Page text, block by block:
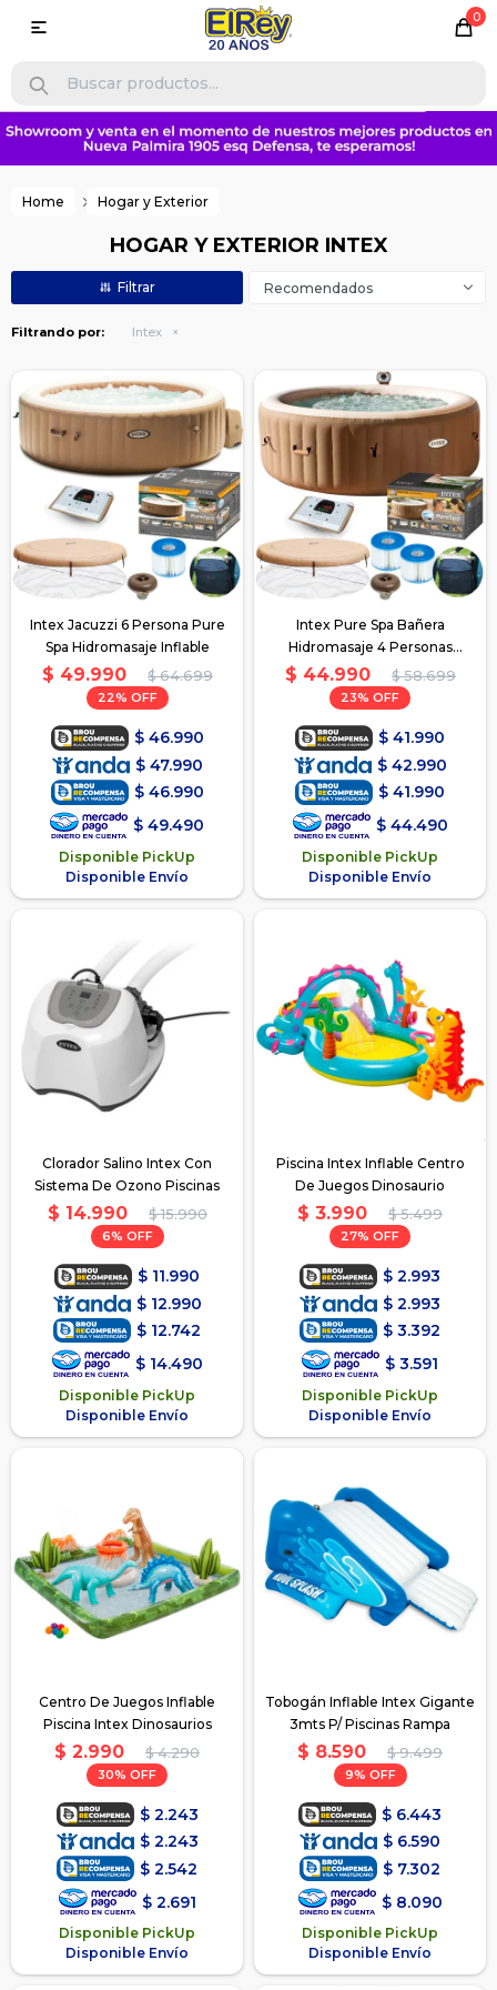
0

Home Hogar y Exterior
HOGAR Y EXTERIOR INTEX
Recomendados
Filtrando por: Intex
Intex Jacuzzi 6 Persona Pure
Spa Hidromasaje Inflable
$ 49.990 $ 64.699
22
$ 46.990
$ 47.990
$ 46.990
$ 49.490
Disponible PickUp
Disponible Envío
Intex Pure Spa Bañera
Hidromasaje 4 Personas
Inflable
$ 44.990 $ 58.699
23
$ 41.990
$ 42.990
$ 41.990
$ 44.490
Disponible PickUp
Disponible Envío
Clorador Salino Intex Con
Sistema De Ozono Piscinas
$ 14.990 $ 15.990
6
$ 11.990
$ 12.990
$ 12.742
$ 14.490
Disponible PickUp
Disponible Envío
Piscina Intex Inflable Centro
De Juegos Dinosaurio
$ 3.990 $ 5.499
27
$ 2.993
$ 2.993
$ 3.392
$ 3.591
Disponible PickUp
Disponible Envío
Centro De Juegos Inflable
Piscina Intex Dinosaurios
$ 2.990 $ 4.290
30
$ 2.243
$ 2.243
$ 2.542
$ 2.691
Disponible PickUp
Disponible Envío
Tobogán Inflable Intex Gigante
3mts P/ Piscinas Rampa
$ 8.590 $ 9.499
9
$ 6.443
$ 6.590
$ 7.302
$ 8.090
Disponible PickUp
Disponible Envío